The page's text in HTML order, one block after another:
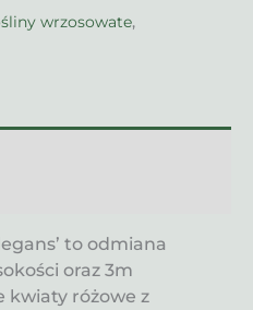
wrzosowate,
to odmiana
oraz 3m
kwiaty różowe z